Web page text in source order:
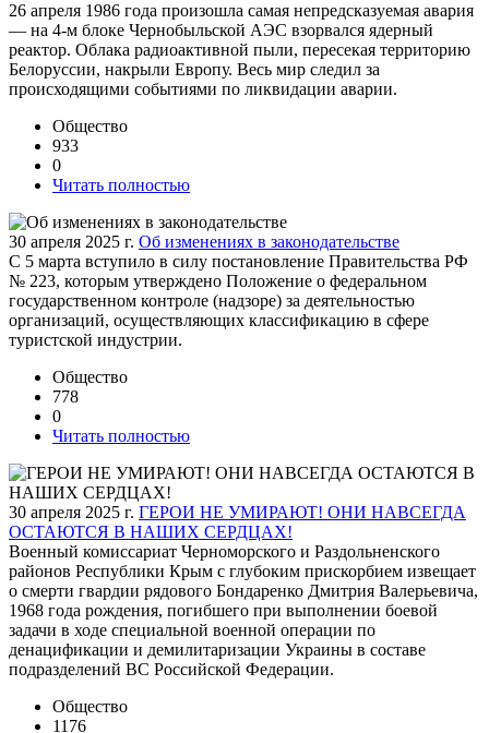
26 апреля 1986 года произошла самая непредсказуемая авария
— на 4-м блоке Чернобыльской АЭС взорвался ядерный
реактор. Облака радиоактивной пыли, пересекая территорию
Белоруссии, накрыли Европу. Весь мир следил за
происходящими событиями по ликвидации аварии.
Общество
933
0
Читать полностью
30 апреля 2025 г. Об изменениях в законодательстве
С 5 марта вступило в силу постановление Правительства РФ
№ 223, которым утверждено Положение о федеральном
государственном контроле (надзоре) за деятельностью
организаций, осуществляющих классификацию в сфере
туристской индустрии.
Общество
778
0
Читать полностью
30 апреля 2025 г. ГЕРОИ НЕ УМИРАЮТ! ОНИ НАВСЕГДА
ОСТАЮТСЯ В НАШИХ СЕРДЦАХ!
Военный комиссариат Черноморского и Раздольненского
районов Республики Крым с глубоким прискорбием извещает
о смерти гвардии рядового Бондаренко Дмитрия Валерьевича,
1968 года рождения, погибшего при выполнении боевой
задачи в ходе специальной военной операции по
денацификации и демилитаризации Украины в составе
подразделений ВС Российской Федерации.
Общество
1176